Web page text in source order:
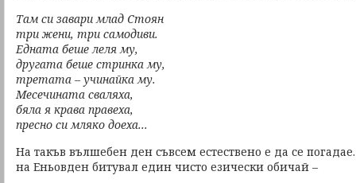
Там си завари млад Стоян
три жени, три самодиви.
Едната беше леля му,
другата беше стринка му,
третата – учинайка му.
Месечината сваляха,
бяла я крава правеха,
пресно си мляко доеха...
На такъв вълшебен ден съвсем естествено е да се
на Еньовден битувал един чисто езически обичай –